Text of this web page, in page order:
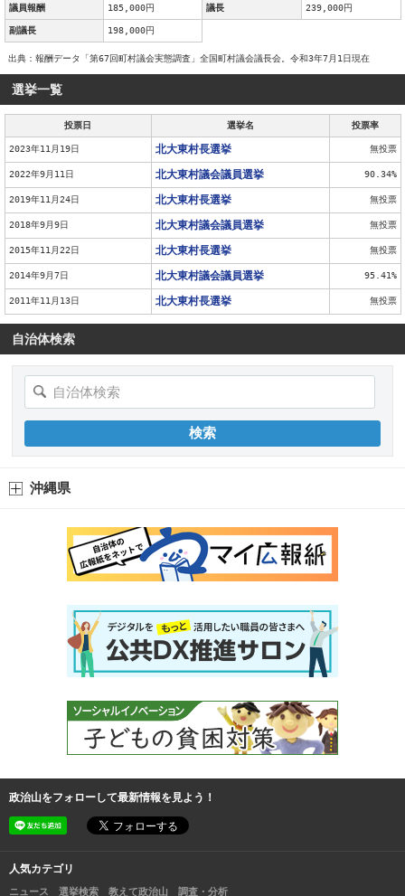
議員報酬 185,000円 議長 239,000円
副議長 198,000円
出典：報酬データ「第67回町村議会実態調査」全国町村議会議長会。令和3年7月1日現在
選挙一覧
投票日 選挙名 投票率
2023年11月19日 北大東村長選挙 無投票
2022年9月11日 北大東村議会議員選挙 90.34%
2019年11月24日 北大東村長選挙 無投票
2018年9月9日 北大東村議会議員選挙 無投票
2015年11月22日 北大東村長選挙 無投票
2014年9月7日 北大東村議会議員選挙 95.41%
2011年11月13日 北大東村長選挙 無投票
自治体検索
沖縄県
政治山をフォローして最新情報を見よう！
人気カテゴリ
ニュース 選挙検索 教えて政治山 調査・分析